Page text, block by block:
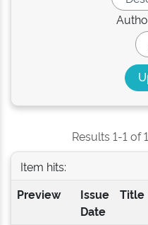
Results 1-1 of
Item hits:
Preview
Issue
Date
Title